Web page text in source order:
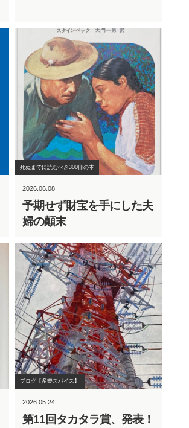
2026.06.08
予期せず財宝を手にした夫
婦の顛末
死ぬまでに読むべき300冊の本
2026.05.24
第11回タカタラ賞、発表！
ブログ【多樂スパイス】